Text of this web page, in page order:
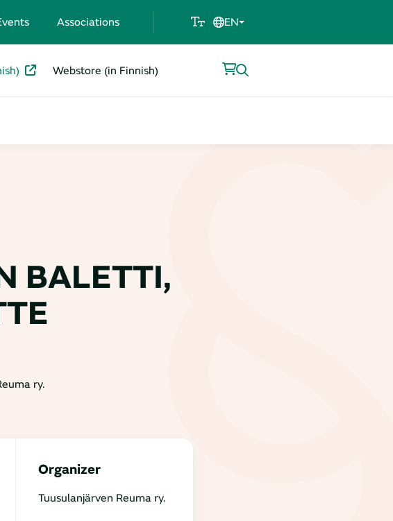
Associations EN
Webstore (in Finnish)
BALETTI,
ry.
Organizer
Tuusulanjärven Reuma ry.